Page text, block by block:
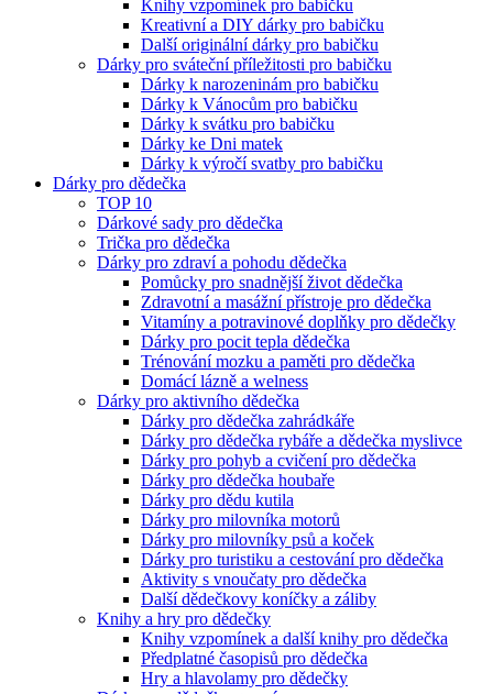
Knihy vzpomínek pro babičku
Kreativní a DIY dárky pro babičku
Další originální dárky pro babičku
Dárky pro sváteční příležitosti pro babičku
Dárky k narozeninám pro babičku
Dárky k Vánocům pro babičku
Dárky k svátku pro babičku
Dárky ke Dni matek
Dárky k výročí svatby pro babičku
Dárky pro dědečka
TOP 10
Dárkové sady pro dědečka
Trička pro dědečka
Dárky pro zdraví a pohodu dědečka
Pomůcky pro snadnější život dědečka
Zdravotní a masážní přístroje pro dědečka
Vitamíny a potravinové doplňky pro dědečky
Dárky pro pocit tepla dědečka
Trénování mozku a paměti pro dědečka
Domácí lázně a welness
Dárky pro aktivního dědečka
Dárky pro dědečka zahrádkáře
Dárky pro dědečka rybáře a dědečka myslivce
Dárky pro pohyb a cvičení pro dědečka
Dárky pro dědečka houbaře
Dárky pro dědu kutila
Dárky pro milovníka motorů
Dárky pro milovníky psů a koček
Dárky pro turistiku a cestování pro dědečka
Aktivity s vnoučaty pro dědečka
Další dědečkovy koníčky a záliby
Knihy a hry pro dědečky
Knihy vzpomínek a další knihy pro dědečka
Předplatné časopisů pro dědečka
Hry a hlavolamy pro dědečky